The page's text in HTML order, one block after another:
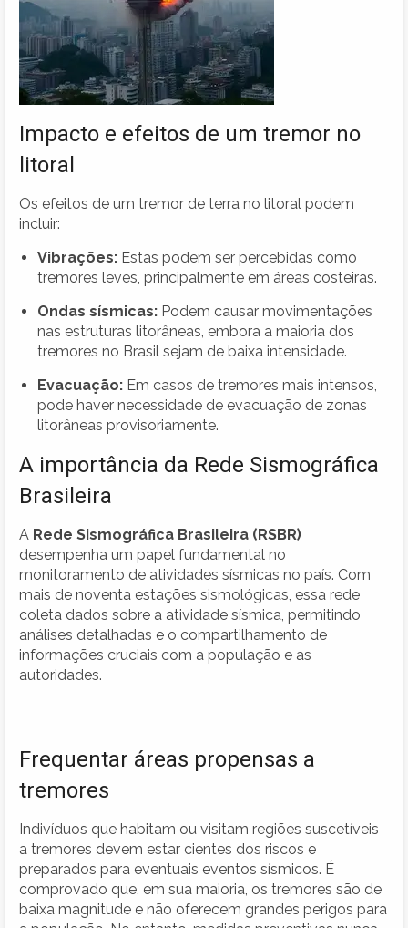
Impacto e efeitos de um tremor no
litoral
Os efeitos de um tremor de terra no litoral podem
incluir:
Vibrações: Estas podem ser percebidas como
tremores leves, principalmente em áreas costeiras.
Ondas sísmicas: Podem causar movimentações
nas estruturas litorâneas, embora a maioria dos
tremores no Brasil sejam de baixa intensidade.
Evacuação: Em casos de tremores mais intensos,
pode haver necessidade de evacuação de zonas
litorâneas provisoriamente.
A importância da Rede Sismográfica
Brasileira
A Rede Sismográfica Brasileira (RSBR)
desempenha um papel fundamental no
monitoramento de atividades sísmicas no país. Com
mais de noventa estações sismológicas, essa rede
coleta dados sobre a atividade sísmica, permitindo
análises detalhadas e o compartilhamento de
informações cruciais com a população e as
autoridades.
Frequentar áreas propensas a
tremores
Indivíduos que habitam ou visitam regiões suscetíveis
a tremores devem estar cientes dos riscos e
preparados para eventuais eventos sísmicos. É
comprovado que, em sua maioria, os tremores são de
baixa magnitude e não oferecem grandes perigos para